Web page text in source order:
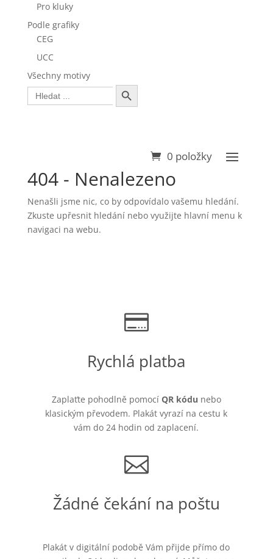
Pro kluky
Podle grafiky
CEG
UCC
Všechny motivy
Search
for:
Search Button
0 položky
404 - Nenalezeno
Nenašli jsme nic, co by odpovídalo vašemu hledání.
Zkuste upřesnit hledání nebo využijte hlavní menu k
navigaci na webu.

Rychlá platba
Zaplaťte pohodlně pomocí QR kódu nebo
klasickým převodem. Plakát vyrazí na cestu k
vám do 24 hodin od zaplacení.

Žádné čekání na poštu
Plakát v digitální podobě Vám přijde přímo do